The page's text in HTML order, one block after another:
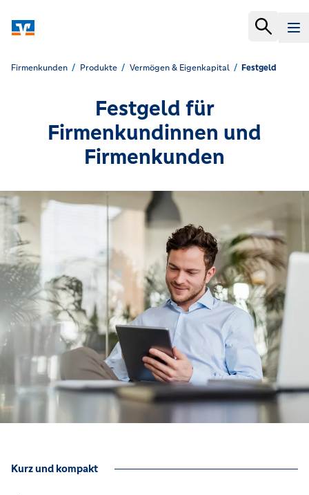
Firmenkunden Produkte Vermögen & Eigenkapital Festgeld
Festgeld für
Firmenkundinnen und
Firmenkunden
Kurz und kompakt